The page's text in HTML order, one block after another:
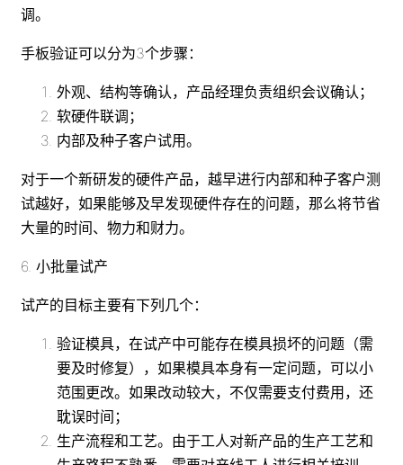
调。
手板验证可以分为3个步骤：
外观、结构等确认，产品经理负责组织会议确认；
软硬件联调；
内部及种子客户试用。
对于一个新研发的硬件产品，越早进行内部和种子客户测
试越好，如果能够及早发现硬件存在的问题，那么将节省
大量的时间、物力和财力。
6. 小批量试产
试产的目标主要有下列几个：
验证模具，在试产中可能存在模具损坏的问题（需
要及时修复），如果模具本身有一定问题，可以小
范围更改。如果改动较大，不仅需要支付费用，还
耽误时间；
生产流程和工艺。由于工人对新产品的生产工艺和